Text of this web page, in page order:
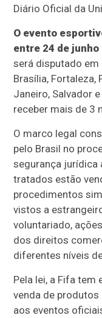
Diário Oficial da
O evento
entre 24 de junho
será disputado
Brasília, Fortaleza,
Janeiro, Salvador
receber mais de 3
O marco legal
pelo Brasil no
segurança jurídica
tratados estão
procedimentos
vistos a
voluntariado,
dos direitos
diferentes níveis
Pela lei, a Fifa tem
venda de
aos eventos